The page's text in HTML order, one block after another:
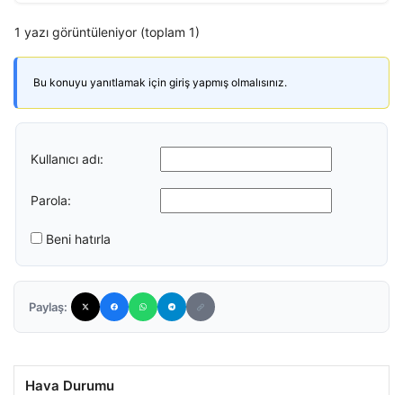
1 yazı görüntüleniyor (toplam 1)
Bu konuyu yanıtlamak için giriş yapmış olmalısınız.
Kullanıcı adı:
Parola:
Beni hatırla
Paylaş:
Hava Durumu